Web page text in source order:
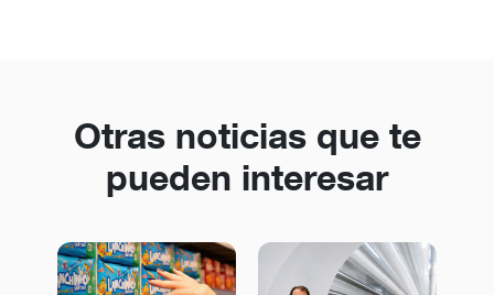
Otras noticias que te
pueden interesar